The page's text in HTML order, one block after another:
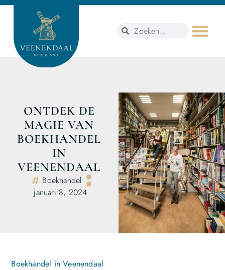
ONTDEK DE
MAGIE VAN
BOEKHANDEL
IN
VEENENDAAL
Boekhandel
januari 8, 2024
Boekhandel in Veenendaal